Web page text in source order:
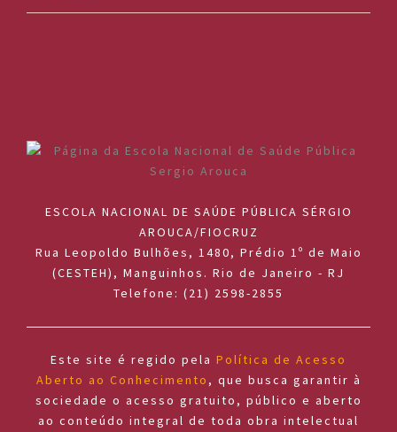
ESCOLA NACIONAL DE SAÚDE PÚBLICA SÉRGIO
AROUCA/FIOCRUZ
Rua Leopoldo Bulhões, 1480, Prédio 1º de Maio
(CESTEH), Manguinhos. Rio de Janeiro - RJ
Telefone: (21) 2598-2855
Este site é regido pela Política de Acesso
Aberto ao Conhecimento , que busca garantir à
sociedade o acesso gratuito, público e aberto
ao conteúdo integral de toda obra intelectual